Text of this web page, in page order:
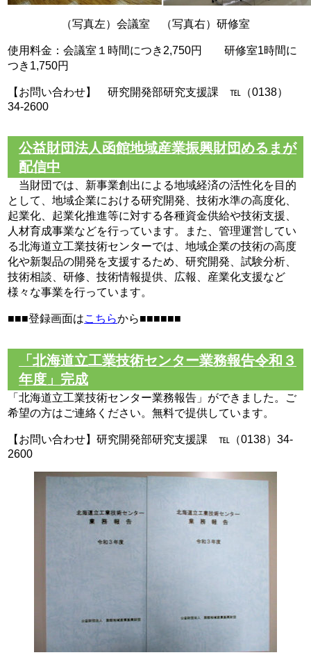
（写真左）会議室 （写真右）研修室
使用料金：会議室１時間につき2,750円 研修室1時間に
つき1,750円
【お問い合わせ】 研究開発部研究支援課 ℡（0138）
34-2600
公益財団法人函館地域産業振興財団めるまが
配信中
当財団では、新事業創出による地域経済の活性化を目的
として、地域企業における研究開発、技術水準の高度化、
起業化、起業化推進等に対する各種資金供給や技術支援、
人材育成事業などを行っています。また、管理運営してい
る北海道立工業技術センターでは、地域企業の技術の高度
化や新製品の開発を支援するため、研究開発、試験分析、
技術相談、研修、技術情報提供、広報、産業化支援など
様々な事業を行っています。
■■■登録画面はこちらから■■■■■■
「北海道立工業技術センター業務報告令和３
年度」完成
「北海道立工業技術センター業務報告」ができました。ご
希望の方はご連絡ください。無料で提供しています。
【お問い合わせ】研究開発部研究支援課 ℡（0138）34-
2600